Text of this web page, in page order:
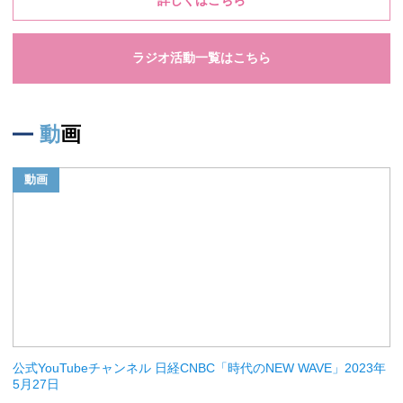
ラジオ活動一覧はこちら
動画
動画
公式YouTubeチャンネル 日経CNBC「時代のNEW WAVE」2023年
5月27日